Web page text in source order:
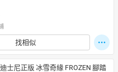
找相似
迪士尼正版 冰雪奇緣 FROZEN 腳踏